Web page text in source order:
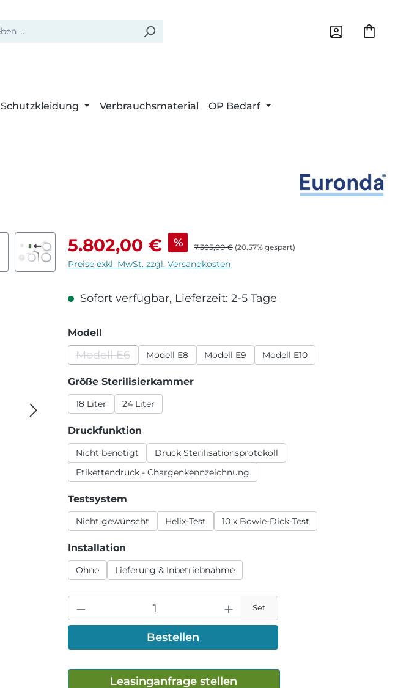
Schutzkleidung Verbrauchsmaterial OP Bedarf
Verkaufspreis:
5.802,00 € % Regulärer Preis:
7.305,00 € (20.57% gespart)
Preise exkl. MwSt. zzgl. Versandkosten
Sofort verfügbar, Lieferzeit: 2-5 Tage
Modell
Modell E6
(Diese Option ist zurzeit nicht verfügbar.)
Modell E8 Modell E9 Modell E10
Größe Sterilisierkammerauswählen
18 Liter 24 Liter
Druckfunktion
Nicht benötigt
Druck Sterilisationsprotokoll
Etikettendruck - Chargenkennzeichnung
Testsystem
Nicht gewünscht Helix-Test 10 x Bowie-Dick-Test
Installation
Ohne Lieferung & Inbetriebnahme
Set
Bestellen
Leasinganfrage stellen